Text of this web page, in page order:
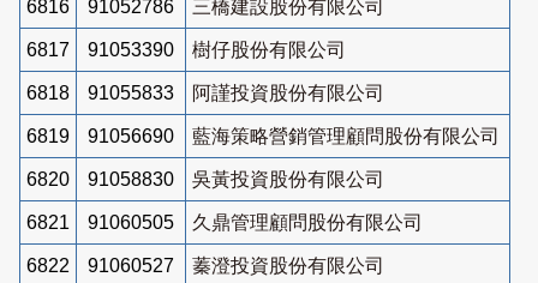
6816 91052786 三橋建設股份有限公司
6817 91053390 樹仔股份有限公司
6818 91055833 阿謹投資股份有限公司
6819 91056690 藍海策略營銷管理顧問股份有限公司
6820 91058830 吳黃投資股份有限公司
6821 91060505 久鼎管理顧問股份有限公司
6822 91060527 蓁澄投資股份有限公司